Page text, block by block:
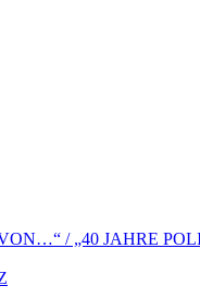
/ „40 JAHRE